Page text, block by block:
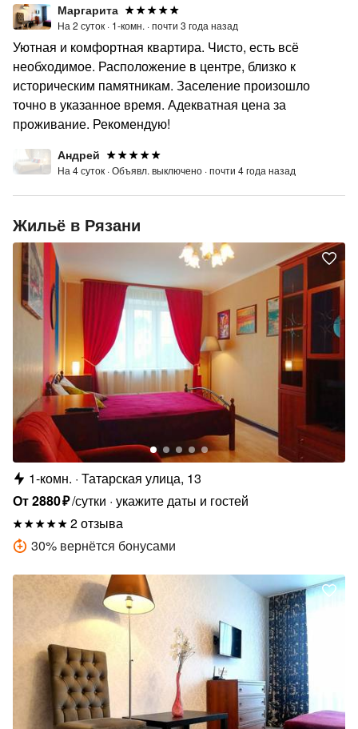
Маргарита
На 2 суток · 1-комн. ·почти 3 года назад
Уютная и комфортная квартира. Чисто, есть всё
необходимое. Расположение в центре, близко к
историческим памятникам. Заселение произошло
точно в указанное время. Адекватная цена за
проживание. Рекомендую!
Андрей
На 4 суток ·Объявл. выключено ·почти 4 года назад
Жильё в Рязани
1-комн. Татарская улица, 13
От2880₽/сутки укажите даты и гостей
2 отзыва
30% вернётся бонусами